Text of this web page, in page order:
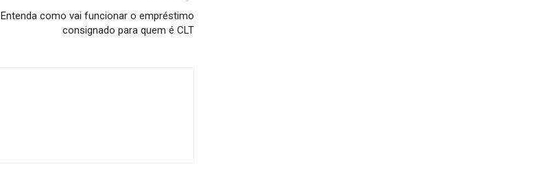
Entenda como vai funcionar o empréstimo
consignado para quem é CLT